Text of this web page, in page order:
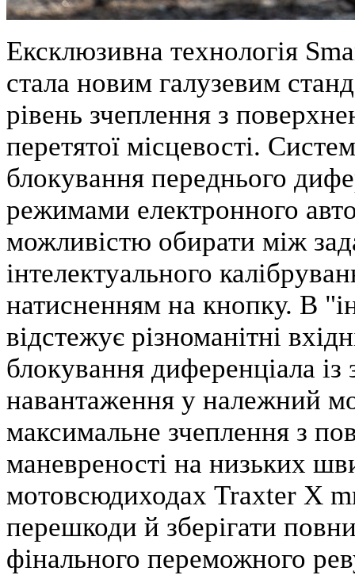
Ексклюзивна технологія
стала новим галузевим
рівень зчеплення з
перетятої місцевості.
блокування переднього
режимами електронного
можливістю обирати між
інтелектуального
натисненням на кнопку. В
відстежує різноманітні
блокування диференціала
навантаження у належний
максимальне зчеплення з
маневреності на низьких
мотовсюдиходах Traxter X mr
перешкоди й зберігати
фінального переможного